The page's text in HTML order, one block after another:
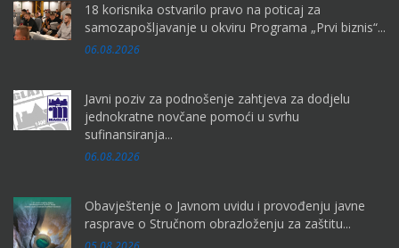
18 korisnika ostvarilo pravo na poticaj za
samozapošljavanje u okviru Programa „Prvi biznis“...
06.08.2026
Javni poziv za podnošenje zahtjeva za dodjelu
jednokratne novčane pomoći u svrhu
sufinansiranja...
06.08.2026
Obavještenje o Javnom uvidu i provođenju javne
rasprave o Stručnom obrazloženju za zaštitu...